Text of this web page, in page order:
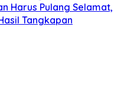
Harus Pulang Selamat,
Tangkapan